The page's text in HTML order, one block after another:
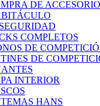
DE
COMPLETOS
DE
DE
INTERIOR
HANS